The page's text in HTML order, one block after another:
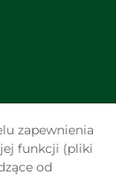
zapewnienia
funkcji (pliki
od